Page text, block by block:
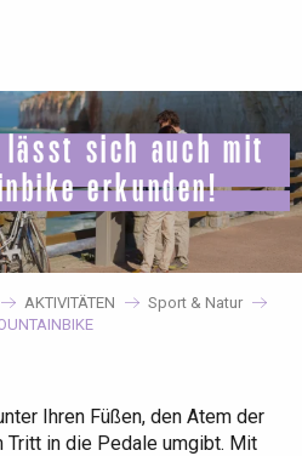
sich auch mit
erkunden!
AKTIVITÄTEN
Sport & Natur
Ihren Füßen, den Atem der
Tritt in die Pedale umgibt. Mit